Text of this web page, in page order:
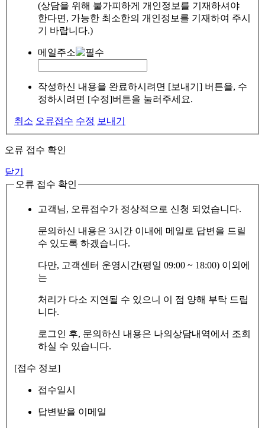
(상담을 위해 불가피하게 개인정보를 기재하셔야
한다면, 가능한 최소한의 개인정보를 기재하여 주시
기 바랍니다.)
메일주소
작성하신 내용을 완료하시려면 [보내기] 버튼을, 수
정하시려면 [수정]버튼을 눌러주세요.
취소 오류접수 수정 보내기
오류 접수 확인
닫기
오류 접수 확인
고객님, 오류접수가 정상적으로 신청 되었습니다.
문의하신 내용은 3시간 이내에 메일로 답변을 드릴
수 있도록 하겠습니다.
다만, 고객센터 운영시간(평일 09:00 ~ 18:00) 이외에
는
처리가 다소 지연될 수 있으니 이 점 양해 부탁 드립
니다.
로그인 후, 문의하신 내용은 나의상담내역에서 조회
하실 수 있습니다.
[접수 정보]
접수일시
답변받을 이메일